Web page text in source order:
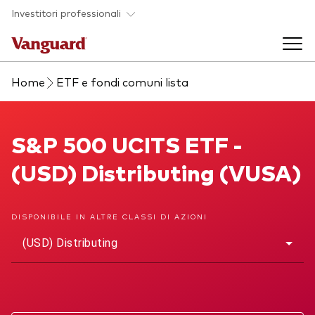
Skip to main content
Investitori professionali
Prodotti di investimento
Visualizza i nostri prodotti per categorie
Azionario
Eventi ed approfondimenti
Back to main menu
La società
Back to main menu
Home ETF e fondi comuni lista
S&P 500 UCITS ETF
S&P 500 UCITS ETF -
(USD) Distributing (VUSA)
DISPONIBILE IN ALTRE CLASSI DI AZIONI
(USD) Distributing